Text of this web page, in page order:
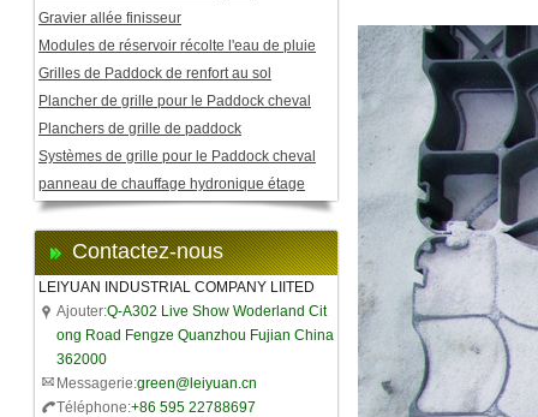
Gravier allée finisseur
Modules de réservoir récolte l'eau de pluie
Grilles de Paddock de renfort au sol
Plancher de grille pour le Paddock cheval
Planchers de grille de paddock
Systèmes de grille pour le Paddock cheval
panneau de chauffage hydronique étage
Contactez-nous
LEIYUAN INDUSTRIAL COMPANY LIITED
Ajouter:Q-A302 Live Show Woderland Cit
ong Road Fengze Quanzhou Fujian China
362000
Messagerie:green@leiyuan.cn
Téléphone:+86 595 22788697